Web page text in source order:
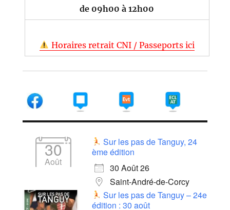
de 09h00 à 12h00
Horaires retrait CNI / Passeports ici
30
Août
Sur les pas de Tanguy, 24
ème édition
30 Août 26
Saint-André-de-Corcy
Sur les pas de Tanguy – 24e
édition : 30 août